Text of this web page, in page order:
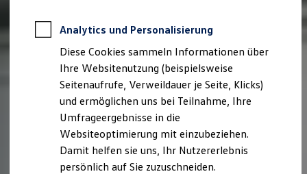
Professional Class bei Volkswagen
Behörden
Direktkunden
Sonderfahrzeuge
Anpfiff zum Gewinn
Elektromobilität
Elektroautos
ID. Tutorials
Elektrofahrzeugkonzepte
ID. EVERY1
Reichweite
Analytics und Personalisierung
Diese Cookies sammeln Informationen über
Ihre Websitenutzung (beispielsweise
Seitenaufrufe, Verweildauer je Seite, Klicks)
und ermöglichen uns bei Teilnahme, Ihre
Umfrageergebnisse in die
Websiteoptimierung mit einzubeziehen.
Damit helfen sie uns, Ihr Nutzererlebnis
persönlich auf Sie zuzuschneiden.